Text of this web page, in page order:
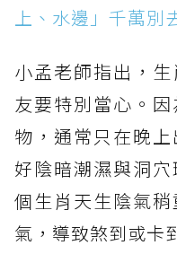
上、水邊」千萬別
小孟老師指出，
友要特別當心。
物，通常只在晚
好陰暗潮濕與洞
個生肖天生陰氣
氣，導致煞到或卡